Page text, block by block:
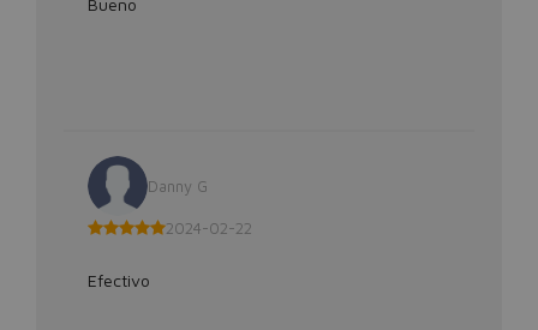
Bueno
Danny G
2024-02-22
Efectivo